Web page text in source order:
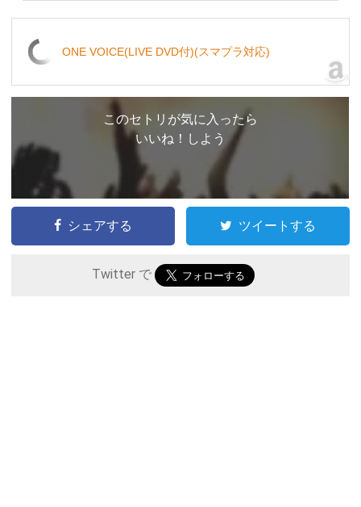
ONE VOICE(LIVE DVD付)(スマプラ対応)
このセトリが気に入ったら
いいね！しよう
シェアする ツイートする
Twitter で